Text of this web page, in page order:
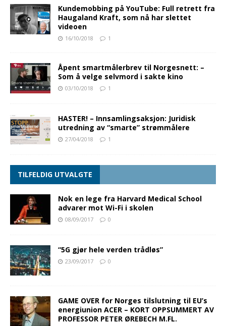
Kundemobbing på YouTube: Full retrett fra
Haugaland Kraft, som nå har slettet
videoen
16/10/2018 1
Åpent smartmålerbrev til Norgesnett: –
Som å velge selvmord i sakte kino
03/10/2018 1
HASTER! – Innsamlingsaksjon: Juridisk
utredning av “smarte” strømmålere
27/04/2018 1
TILFELDIG UTVALGTE
Nok en lege fra Harvard Medical School
advarer mot Wi-Fi i skolen
08/09/2017 0
“5G gjør hele verden trådløs”
23/09/2017 0
GAME OVER for Norges tilslutning til EU’s
energiunion ACER – KORT OPPSUMMERT AV
PROFESSOR PETER ØREBECH M.FL.